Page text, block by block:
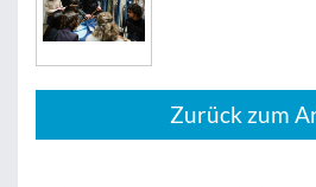
Zurück zum